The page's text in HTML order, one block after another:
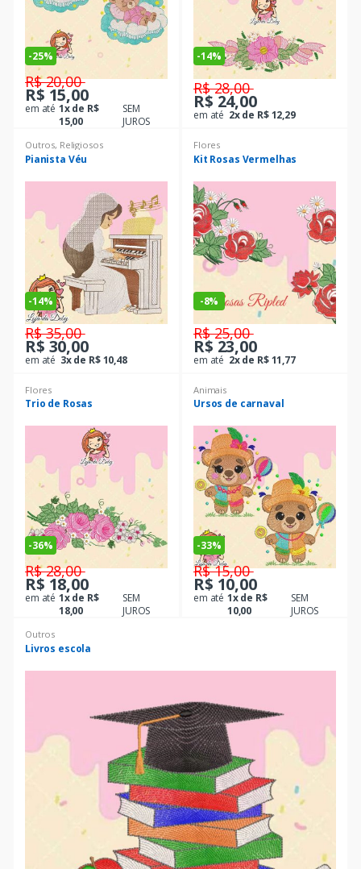
-25%
R$ 20,00
R$ 15,00
em até 1x de R$
15,00
SEM
JUROS
-14%
R$ 28,00
R$ 24,00
em até 2x de R$ 12,29
Outros, Religiosos
Pianista Véu
-14%
R$ 35,00
R$ 30,00
em até 3x de R$ 10,48
Flores
Kit Rosas Vermelhas
-8%
R$ 25,00
R$ 23,00
em até 2x de R$ 11,77
Flores
Trio de Rosas
-36%
R$ 28,00
R$ 18,00
em até 1x de R$
18,00
SEM
JUROS
Animais
Ursos de carnaval
-33%
R$ 15,00
R$ 10,00
em até 1x de R$
10,00
SEM
JUROS
Outros
Livros escola